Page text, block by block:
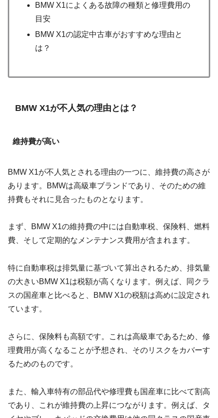
BMW X1によくある故障の種類と修理費用の
目安
BMW X1の認定中古車がおすすめな理由と
は？
BMW X1が不人気の理由とは？
維持費が高い
BMW X1が不人気とされる理由の一つに、維持費の高さが
あります。BMWは高級車ブランドであり、そのための維
持費もそれに見合ったものとなります。
まず、BMW X1の維持費の中には自動車税、保険料、燃料
費、そして定期的なメンテナンス費用が含まれます。
特に自動車税は排気量に基づいて算出されるため、排気量
の大きいBMW X1は税額が高くなります。例えば、同クラ
スの国産車と比べると、BMW X1の税額は高めに設定され
ています。
さらに、保険料も高額です。これは高級車であるため、修
理費用が高くなることが予想され、そのリスクをカバーす
るためのものです。
また、輸入車特有の部品代や修理費も国産車に比べて割高
であり、これが維持費の上昇につながります。例えば、タ